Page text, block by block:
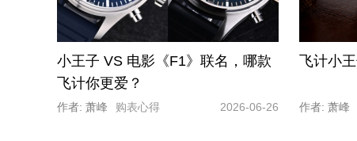
小王子 VS 电影《F1》联名，哪款
飞计你更爱？
作者: 萧峰 购表心得 2026-06-26
飞计小
作者: 萧峰